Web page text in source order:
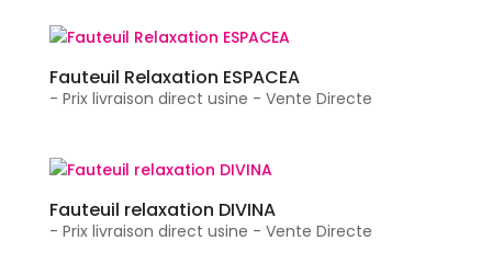
Fauteuil Relaxation ESPACEA
- Prix livraison direct usine - Vente Directe
Fauteuil relaxation DIVINA
- Prix livraison direct usine - Vente Directe